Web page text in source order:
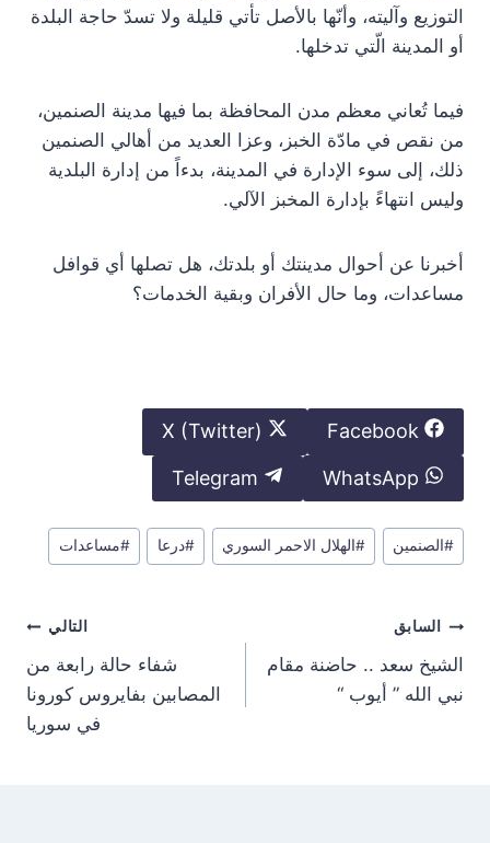
التوزيع وآليته، وأنّها بالأصل تأتي قليلة ولا تسدّ حاجة البلدة
أو المدينة الّتي تدخلها.
فيما تُعاني معظم مدن المحافظة بما فيها مدينة الصنمين،
من نقص في مادّة الخبز، وعزا العديد من أهالي الصنمين
ذلك، إلى سوء الإدارة في المدينة، بدءاً من إدارة البلدية
وليس انتهاءً بإدارة المخبز الآلي.
أخبرنا عن أحوال مدينتك أو بلدتك، هل تصلها أي قوافل
مساعدات، وما حال الأفران وبقية الخدمات؟
S
a
r
e
n
Facebook
S
a
r
e
X (Twitter)
S
h
a
r
o
n
WhatsApp
S
h
r
Telegram
وسوم
المقال:
#الصنمين #الهلال الاحمر السوري #درعا #مساعدات
تصفّح
المقالات
السابق
الشيخ سعد .. حاضنة مقام
نبي الله ” أيوب “
التالي
شفاء حالة رابعة من
المصابين بفايروس كورونا
في سوريا